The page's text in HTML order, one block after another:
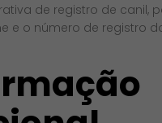
de registro de canil,
e o número de registro